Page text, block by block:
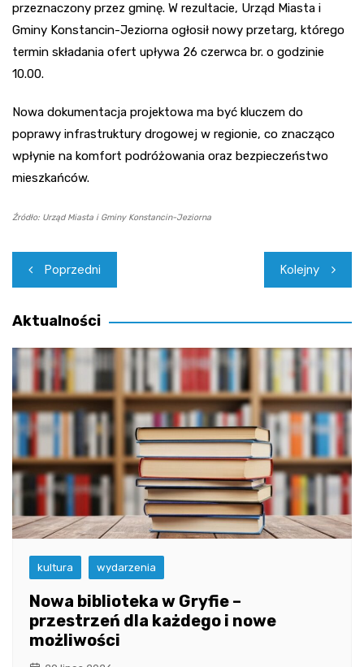
przeznaczony przez gminę. W rezultacie, Urząd Miasta i
Gminy Konstancin-Jeziorna ogłosił nowy przetarg, którego
termin składania ofert upływa 26 czerwca br. o godzinie
10.00.
Nowa dokumentacja projektowa ma być kluczem do
poprawy infrastruktury drogowej w regionie, co znacząco
wpłynie na komfort podróżowania oraz bezpieczeństwo
mieszkańców.
Źródło: Urząd Miasta i Gminy Konstancin-Jeziorna
Nawigacja
wpisu
Poprzedni Kolejny
Aktualności
kultura wydarzenia
Nowa biblioteka w Gryfie –
przestrzeń dla każdego i nowe
możliwości